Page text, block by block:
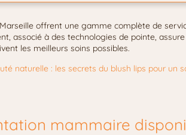
offrent une gamme complète de
associé à des technologies de pointe,
les meilleurs soins possibles.
naturelle : les secrets du blush lips pour un
mammaire